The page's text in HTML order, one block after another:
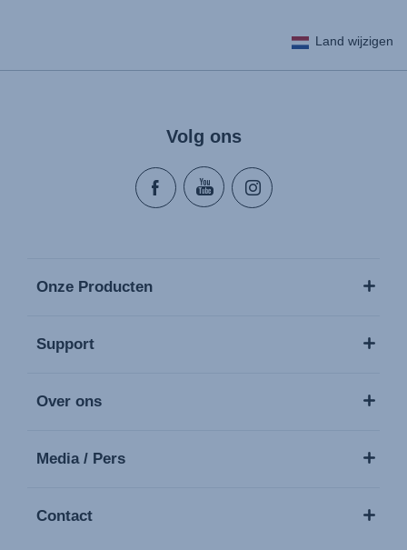
Land wijzigen
Volg ons
Onze Producten
Support
Over ons
Media / Pers
Contact